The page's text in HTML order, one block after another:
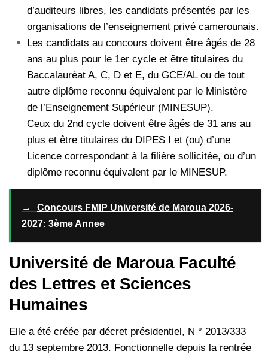
d’auditeurs libres, les candidats présentés par les
organisations de l’enseignement privé camerounais.
Les candidats au concours doivent être âgés de 28
ans au plus pour le 1er cycle et être titulaires du
Baccalauréat A, C, D et E, du GCE/AL ou de tout
autre diplôme reconnu équivalent par le Ministère
de l’Enseignement Supérieur (MINESUP).
Ceux du 2nd cycle doivent être âgés de 31 ans au
plus et être titulaires du DIPES I et (ou) d’une
Licence correspondant à la filière sollicitée, ou d’un
diplôme reconnu équivalent par le MINESUP.
→
Concours FMIP Université de Maroua 2026-
2027: 3ème Annee
Université de Maroua Faculté
des Lettres et Sciences
Humaines
Elle a été créée par décret présidentiel, N ° 2013/333
du 13 septembre 2013. Fonctionnelle depuis la rentrée